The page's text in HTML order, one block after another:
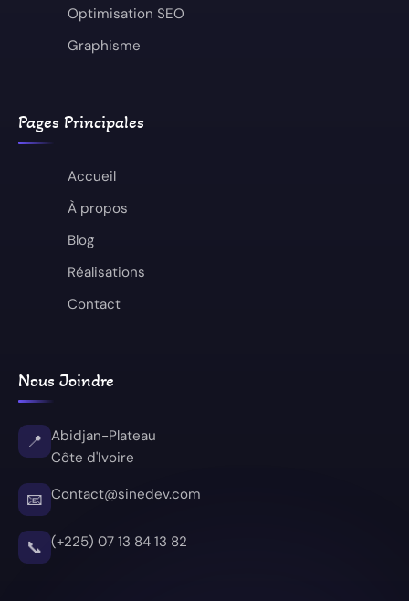
Optimisation SEO
Graphisme
Pages Principales
Accueil
À propos
Blog
Réalisations
Contact
Nous Joindre
📍 Abidjan-Plateau
Côte d'Ivoire
📧 Contact@sinedev.com
📞 (+225) 07 13 84 13 82